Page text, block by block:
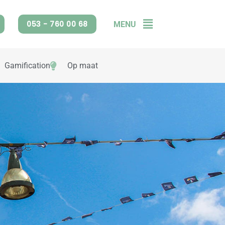
053 - 760 00 68 MENU
Flyout
Gamification Op maat